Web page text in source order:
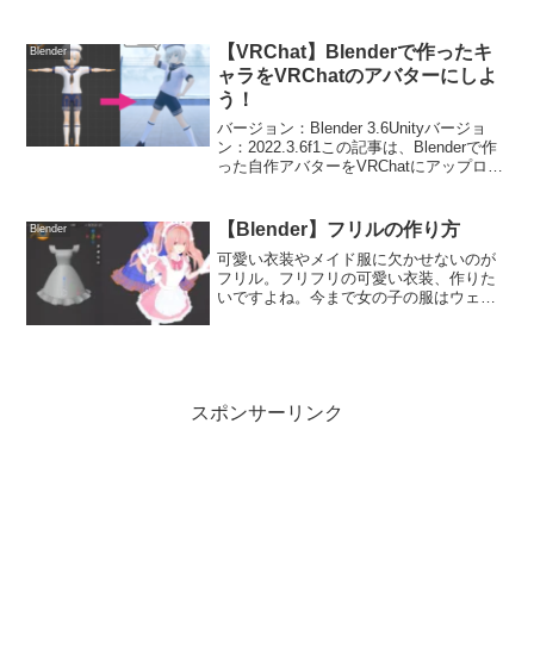
す。※キャラクターモ...
Blender
【VRChat】Blenderで作ったキ
ャラをVRChatのアバターにしよ
う！
バージョン：Blender 3.6Unityバージョ
ン：2022.3.6f1この記事は、Blenderで作
った自作アバターをVRChatにアップロー
単なものならこちらに...
Blender 【Blender】フリルの作り方
可愛い衣装やメイド服に欠かせないのが
フリル。フリフリの可愛い衣装、作りた
いですよね。今まで女の子の服はウェイ
スポンサーリンク